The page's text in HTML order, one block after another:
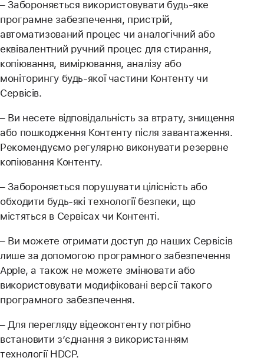
– Забороняється використовувати будь-яке
програмне забезпечення, пристрій,
автоматизований процес чи аналогічний або
еквівалентний ручний процес для стирання,
копіювання, вимірювання, аналізу або
моніторингу будь-якої частини Контенту чи
Сервісів.
– Ви несете відповідальність за втрату, знищення
або пошкодження Контенту після завантаження.
Рекомендуємо регулярно виконувати резервне
копіювання Контенту.
– Забороняється порушувати цілісність або
обходити будь-які технології безпеки, що
містяться в Сервісах чи Контенті.
– Ви можете отримати доступ до наших Сервісів
лише за допомогою програмного забезпечення
Apple, а також не можете змінювати або
використовувати модифіковані версії такого
програмного забезпечення.
– Для перегляду відеоконтенту потрібно
встановити з’єднання з використанням
технології HDCP.